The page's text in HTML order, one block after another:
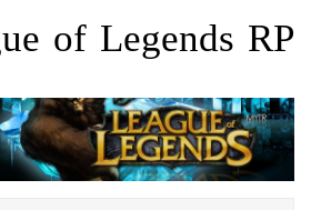
of Legends RP